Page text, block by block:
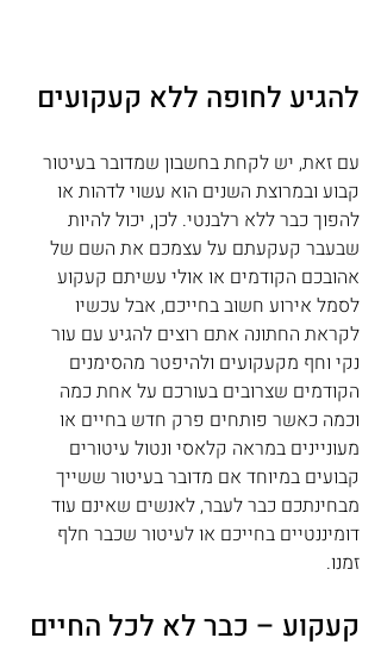
להגיע לחופה ללא קעקועים
עם זאת, יש לקחת בחשבון שמדובר בעיטור
קבוע ובמרוצת השנים הוא עשוי לדהות או
להפוך כבר ללא רלבנטי. לכן, יכול להיות
שבעבר קעקעתם על עצמכם את השם של
אהובכם הקודמים או אולי עשיתם קעקוע
לסמל אירוע חשוב בחייכם, אבל עכשיו
לקראת החתונה אתם רוצים להגיע עם עור
נקי וחף מקעקועים ולהיפטר מהסימנים
הקודמים שצרובים בעורכם על אחת כמה
וכמה כאשר פותחים פרק חדש בחיים או
מעוניינים במראה קלאסי ונטול עיטורים
קבועים במיוחד אם מדובר בעיטור ששייך
מבחינתכם כבר לעבר, לאנשים שאינם עוד
דומיננטיים בחייכם או לעיטור שכבר חלף
זמנו.
קעקוע – כבר לא לכל החיים